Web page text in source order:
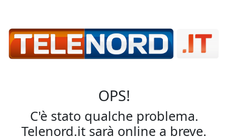
OPS!
C'è stato qualche problema.
Telenord.it sarà online a breve.